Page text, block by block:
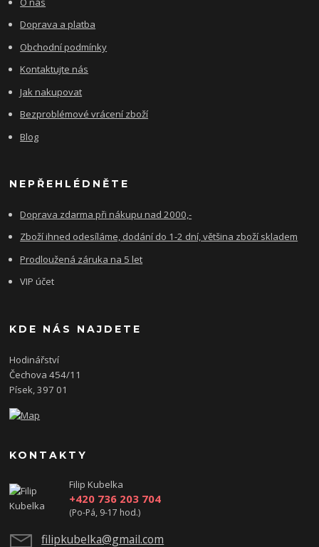
Doprava a platba
Obchodní podmínky
Kontaktujte nás
Jak nakupovat
Bezproblémové vrácení zboží
Blog
NEPŘEHLÉDNĚTE
Doprava zdarma při nákupu nad 2000,-
Zboží ihned odesíláme, dodání do 1-2 dní, většina zboží skladem
Prodloužená záruka na 5 let
VIP účet
KDE NÁS NAJDETE
Hodinářství
Čechova 454/11
Písek, 397 01
KONTAKTY
Filip Kubelka
+420 736 203 704
(Po-Pá, 9-17 hod.)
filipkubelka@gmail.com